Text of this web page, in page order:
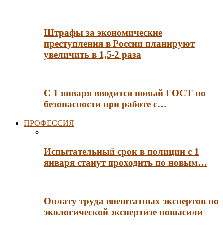
Штрафы за экономические
преступления в России планируют
увеличить в 1,5-2 раза
С 1 января вводится новый ГОСТ по
безопасности при работе с…
ПРОФЕССИЯ
Испытательный срок в полиции с 1
января станут проходить по новым…
Оплату труда внештатных экспертов по
экологической экспертизе повысили